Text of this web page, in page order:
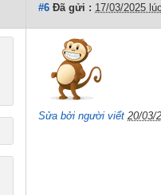
#6 Đã gửi : 17/03/2025
Sửa bởi người viết 20/03/